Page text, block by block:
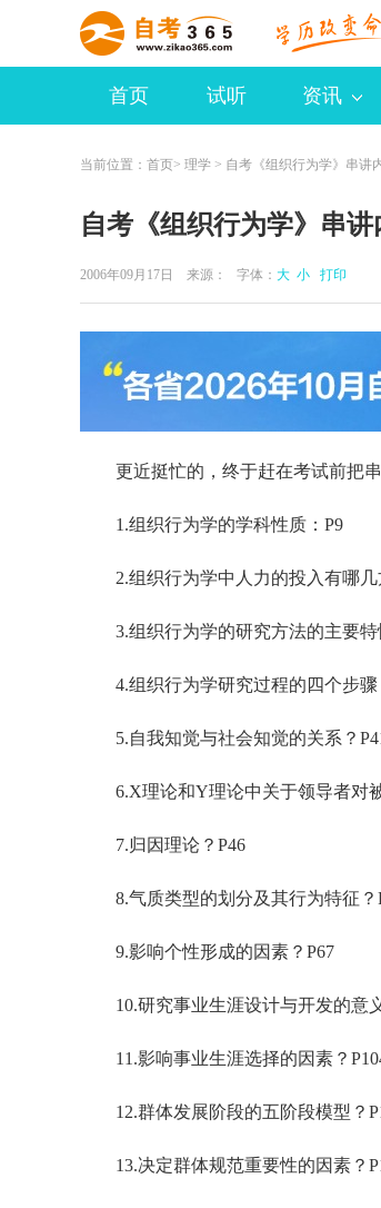
首页 试听 资讯
当前位置： 首页> 理学 > 自考《组织行为学》串讲
自考《组织行为学》串讲
2006年09月17日 来源： 字体： 大 小 打印
更近挺忙的，终于赶在考试前把串
1.组织行为学的学科性质：P9
2.组织行为学中人力的投入有哪几
3.组织行为学的研究方法的主要特
4.组织行为学研究过程的四个步骤
5.自我知觉与社会知觉的关系？
6.X理论和Y理论中关于领导者对被
7.归因理论？P46
8.气质类型的划分及其行为特征？
9.影响个性形成的因素？P67
10.研究事业生涯设计与开发的意
11.影响事业生涯选择的因素？
12.群体发展阶段的五阶段模型？
13.决定群体规范重要性的因素？